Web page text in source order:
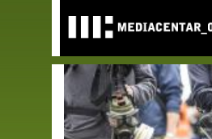
main
content